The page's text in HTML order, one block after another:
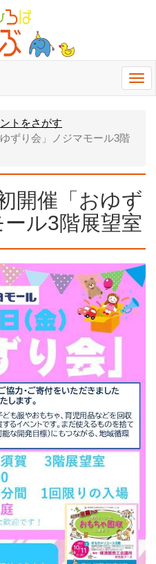
トをさがす
ずり会」ノジマモール3階
開催「おゆず
ル3階展望室